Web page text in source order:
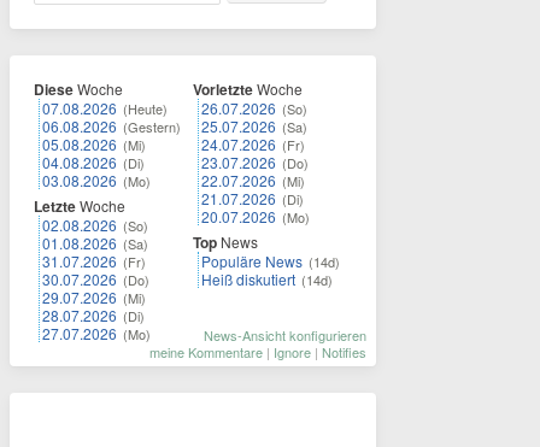
DieseWoche
07.08.2026 (Heute)
06.08.2026 (Gestern)
05.08.2026 (Mi)
04.08.2026 (Di)
03.08.2026 (Mo)
LetzteWoche
02.08.2026 (So)
01.08.2026 (Sa)
31.07.2026 (Fr)
30.07.2026 (Do)
29.07.2026 (Mi)
28.07.2026 (Di)
27.07.2026 (Mo)
VorletzteWoche
26.07.2026 (So)
25.07.2026 (Sa)
24.07.2026 (Fr)
23.07.2026 (Do)
22.07.2026 (Mi)
21.07.2026 (Di)
20.07.2026 (Mo)
Top News
Populäre News (14d)
Heiß diskutiert (14d)
News-Ansicht konfigurieren
meine Kommentare | Ignore | Notifies